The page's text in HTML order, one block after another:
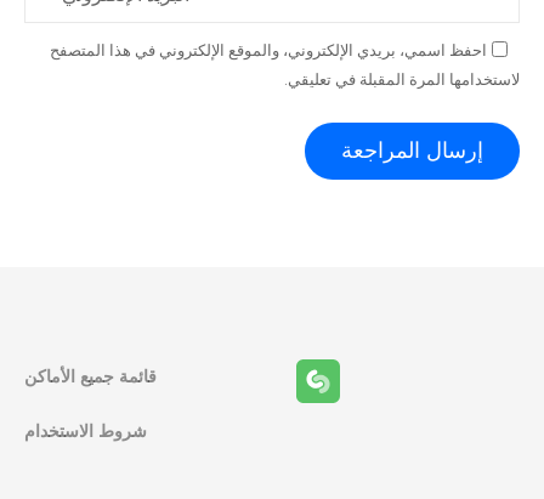
احفظ اسمي، بريدي الإلكتروني، والموقع الإلكتروني في هذا المتصفح
لاستخدامها المرة المقبلة في تعليقي.
قائمة جميع الأماكن
شروط الاستخدام